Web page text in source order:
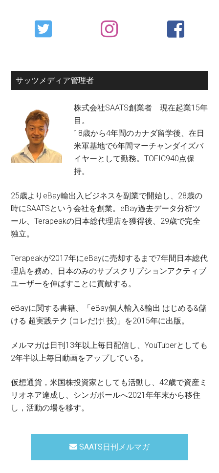
Primary
Sidebar
サッツメディア管理者
株式会社SAATS創業者 現在起業15年
目。
18歳から4年間のカナダ留学後、在日
米軍基地で6年間マーチャンダイズバ
イヤーとして勤務。TOEIC940点保
持。
25歳よりeBay輸出入ビジネスを副業で開始し、28歳の
時にSAATSという会社を創業。eBay過去データ分析ツ
ール、Terapeakの日本総代理店を獲得後、29歳で完全
独立。
Terapeakが2017年にeBayに売却するまで7年間日本総代
理店を務め、日本のみのサブスクリプションアクティブ
ユーザーを伸ばすことに貢献する。
eBayに関する書籍、「eBay個人輸入&輸出 はじめる&儲
ける 超実践テク (コレだけ! 技)」を2015年に出版。
メルマガは日刊13年以上毎日配信し、YouTuberとしても
2年半以上毎日動画をアップしている。
仮想通貨，米国株投資家としても活動し、42歳で資産ミ
リオネア達成し、シンガポールへ2021年年末から移住
し，活動の場を移す。
SAATS日刊メルマガ